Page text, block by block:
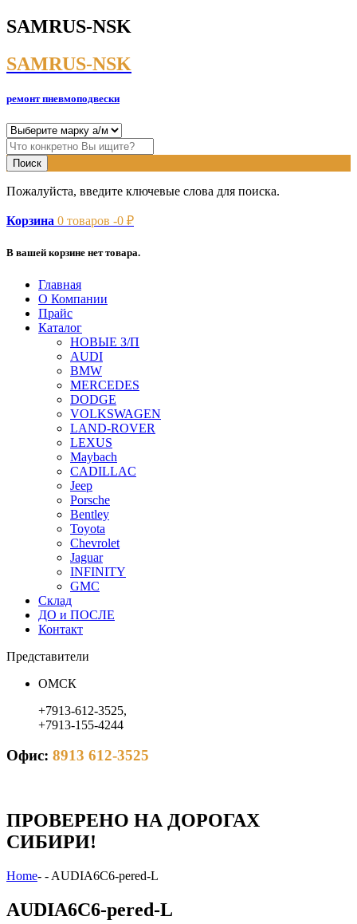
SAMRUS-NSK
SAMRUS-NSK
ремонт пневмоподвески
Пожалуйста, введите ключевые слова для поиска.
Корзина 0 товаров -0 ₽
В вашей корзине нет товара.
Главная
О Компании
Прайс
Каталог
НОВЫЕ З/П
AUDI
BMW
MERCEDES
DODGE
VOLKSWAGEN
LAND-ROVER
LEXUS
Maybach
CADILLAC
Jeep
Porsche
Bentley
Toyota
Chevrolet
Jaguar
INFINITY
GMC
Склад
ДО и ПОСЛЕ
Контакт
Представители
ОМСК
+7913-612-3525,
+7913-155-4244
Офис: 8913 612-3525
ПРОВЕРЕНО НА ДОРОГАХ
СИБИРИ!
Home- - AUDIA6C6-pered-L
AUDIA6C6-pered-L